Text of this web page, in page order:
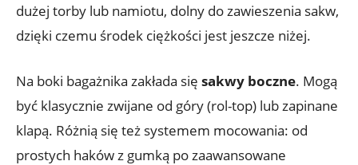
dużej torby lub namiotu, dolny do zawieszenia sakw,
dzięki czemu środek ciężkości jest jeszcze niżej.
Na boki bagażnika zakłada się sakwy boczne. Mogą
być klasycznie zwijane od góry (rol-top) lub zapinane
klapą. Różnią się też systemem mocowania: od
prostych haków z gumką po zaawansowane